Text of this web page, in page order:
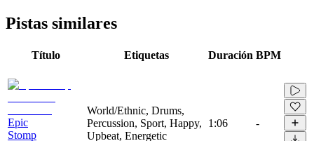
Pistas similares
Título Etiquetas Duración BPM
Epic
Stomp
World/Ethnic, Drums,
Percussion, Sport, Happy,
Upbeat, Energetic
1:06 -